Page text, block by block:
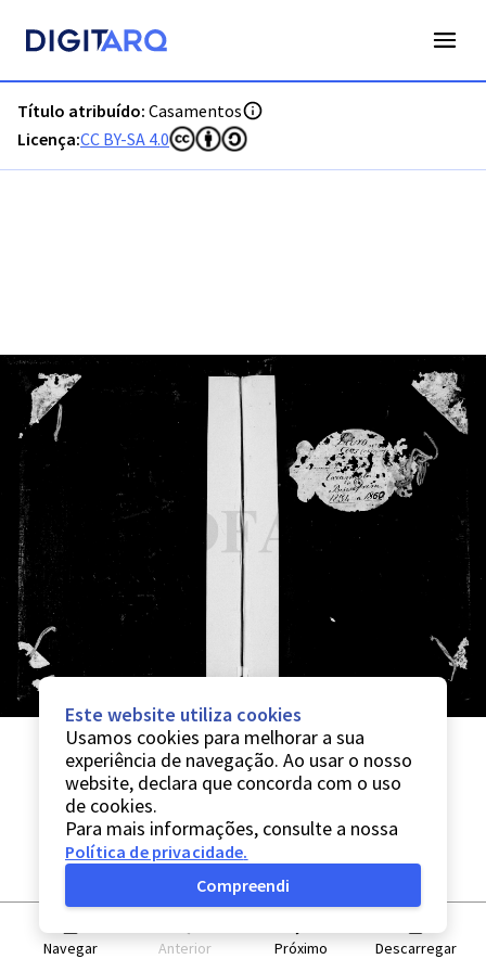
Título atribuído: Casamentos
Licença:CC BY-SA 4.0
Navegar Anterior Próximo Descarregar
Este website utiliza cookies
Usamos cookies para melhorar a sua
experiência de navegação. Ao usar o nosso
website, declara que concorda com o uso
de cookies.
Para mais informações, consulte a nossa
Política de privacidade.
Compreendi